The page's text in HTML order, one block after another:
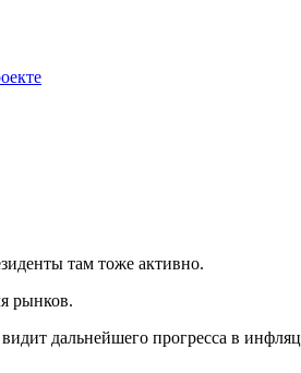
там тоже активно.
рынков.
дальнейшего прогресса в